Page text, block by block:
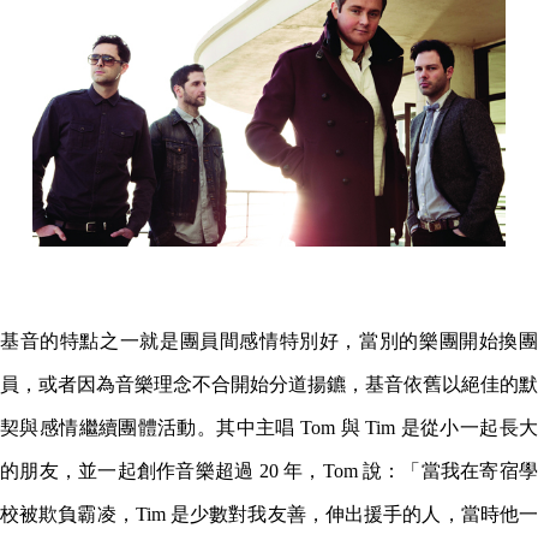
基音的特點之一就是團員間感情特別好，當別的樂團開始換團
員，或者因為音樂理念不合開始分道揚鑣，基音依舊以絕佳的默
契與感情繼續團體活動。其中主唱 Tom 與 Tim 是從小一起長大
的朋友，並一起創作音樂超過 20 年，Tom 說：「當我在寄宿學
校被欺負霸凌，Tim 是少數對我友善，伸出援手的人，當時他一